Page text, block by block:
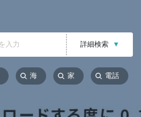
詳細検索 ▼
海 家 電話